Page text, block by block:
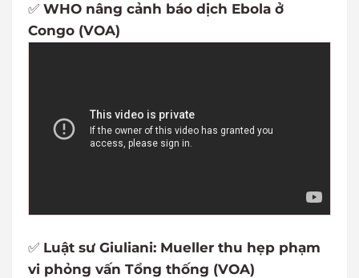
✅ WHO nâng cảnh báo dịch Ebola ở
Congo (VOA)
✅ Luật sư Giuliani: Mueller thu hẹp phạm
vi phỏng vấn Tổng thống (VOA)